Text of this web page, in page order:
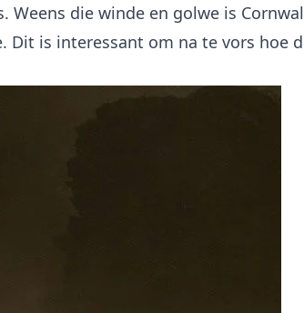
Weens die winde en golwe is
Dit is interessant om na te vors hoe